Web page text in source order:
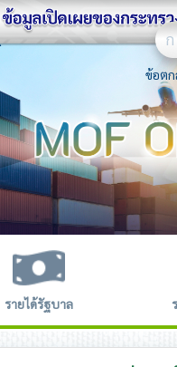
ก
ข้อตก
รายได้รัฐบาล